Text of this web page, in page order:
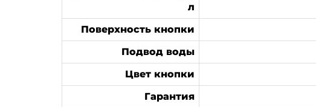
л
Поверхность кнопки
Подвод воды
Цвет кнопки
Гарантия